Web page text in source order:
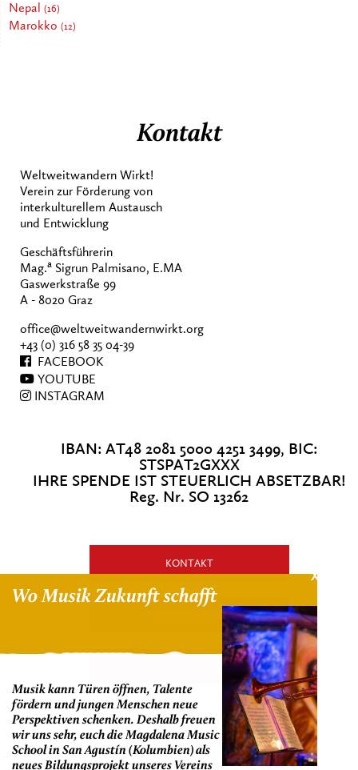
X
Wo Musik Zukunft schafft
Musik kann Türen öffnen, Talente
fördern und jungen Menschen neue
Perspektiven schenken. Deshalb freuen
wir uns sehr, euch die Magdalena Music
School in San Agustín (Kolumbien) als
neues Bildungsprojekt unseres Vereins
Nepal (16)
Marokko (12)
Kontakt
Weltweitwandern Wirkt!
Verein zur Förderung von
interkulturellem Austausch
und Entwicklung
Geschäftsführerin
Mag.a Sigrun Palmisano, E.MA
Gaswerkstraße 99
A - 8020 Graz
office@weltweitwandernwirkt.org
+43 (0) 316 58 35 04-39
FACEBOOK
YOUTUBE
INSTAGRAM
IBAN: AT48 2081 5000 4251 3499, BIC:
STSPAT2GXXX
IHRE SPENDE IST STEUERLICH ABSETZBAR!
Reg. Nr. SO 13262
KONTAKT
HIER SPENDEN!
NEWSLETTER ANMELDEN